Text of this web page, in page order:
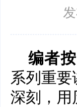
编者按
系列重
深刻，用